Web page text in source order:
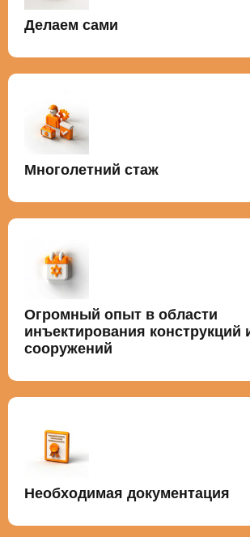
Делаем сами
Многолетний стаж
Огромный опыт в области
инъектирования конструкций
сооружений
Необходимая документация